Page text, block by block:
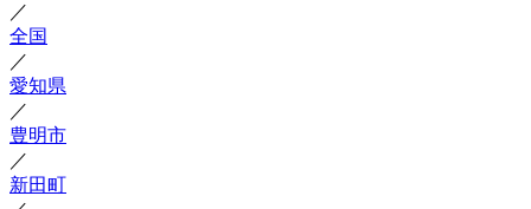
／
全国
／
愛知県
／
豊明市
／
新田町